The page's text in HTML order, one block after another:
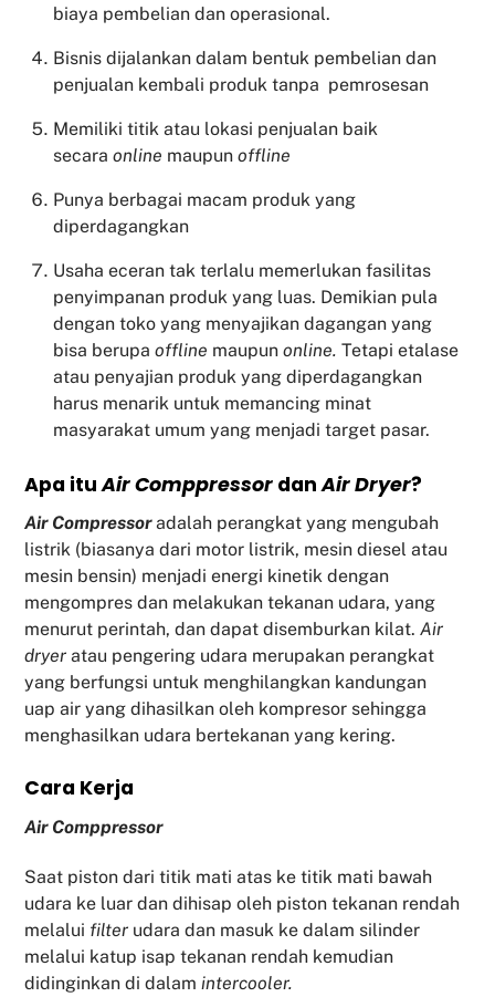
biaya pembelian dan operasional.
Bisnis dijalankan dalam bentuk pembelian dan
penjualan kembali produk tanpa pemrosesan
Memiliki titik atau lokasi penjualan baik
secara online maupun offline
Punya berbagai macam produk yang
diperdagangkan
Usaha eceran tak terlalu memerlukan fasilitas
penyimpanan produk yang luas. Demikian pula
dengan toko yang menyajikan dagangan yang
bisa berupa offline maupun online. Tetapi etalase
atau penyajian produk yang diperdagangkan
harus menarik untuk memancing minat
masyarakat umum yang menjadi target pasar.
Apa ituAir Comppressor danAir Dryer?
Air Compressoradalah perangkat yang mengubah
listrik (biasanya dari motor listrik, mesin diesel atau
mesin bensin) menjadi energi kinetik dengan
mengompres dan melakukan tekanan udara, yang
menurut perintah, dan dapat disemburkan kilat.Air
dryer atau pengering udara merupakan perangkat
yang berfungsi untuk menghilangkan kandungan
uap air yang dihasilkan oleh kompresor sehingga
menghasilkan udara bertekanan yang kering.
Cara Kerja
Air Comppressor
Saat piston dari titik mati atas ke titik mati bawah
udara ke luar dan dihisap oleh piston tekanan rendah
melalui filter udara dan masuk ke dalam silinder
melalui katup isap tekanan rendah kemudian
didinginkan di dalamintercooler.